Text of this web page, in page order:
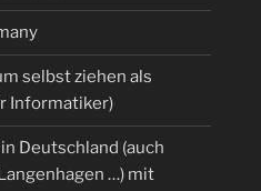
selbst ziehen als
Informatiker)
Deutschland (auch
…) mit